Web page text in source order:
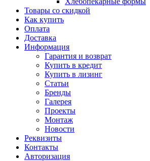
Товары со скидкой
Как купить
Оплата
Доставка
Информация
Гарантия и возврат
Купить в кредит
Купить в лизинг
Статьи
Бренды
Галерея
Проекты
Монтаж
Новости
Реквизиты
Контакты
Авторизация